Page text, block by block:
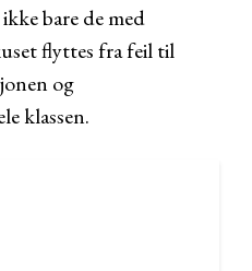
bare de med
flyttes fra feil til
og
klassen.